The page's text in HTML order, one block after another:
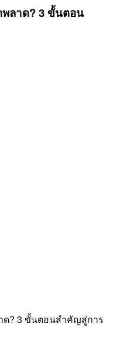
พลาด? 3 ขั้นตอน
ด? 3 ขั้นตอนสำคัญสู่การ